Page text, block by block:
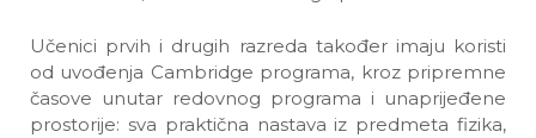
Učenici prvih i drugih razreda također imaju koristi
od uvođenja Cambridge programa, kroz pripremne
časove unutar redovnog programa i unaprijeđene
prostorije: sva praktična nastava iz predmeta fizika,